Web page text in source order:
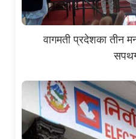
वागमती प्रदेशका तीन